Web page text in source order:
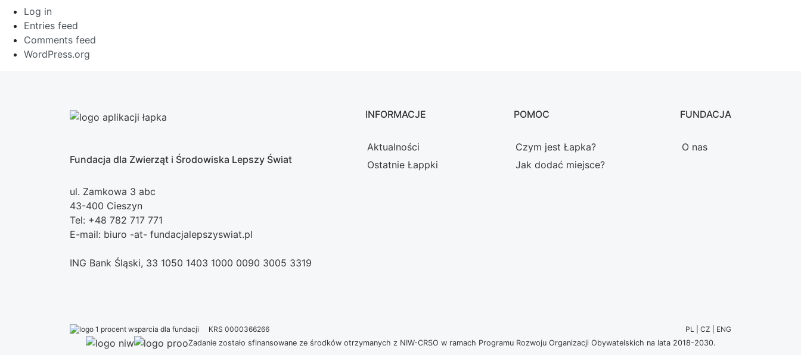
Log in
Entries feed
Comments feed
WordPress.org
Fundacja dla Zwierząt i Środowiska Lepszy Świat
ul. Zamkowa 3 abc
43-400 Cieszyn
Tel: +48 782 717 771
E-mail: biuro -at- fundacjalepszyswiat.pl
INFORMACJE
Aktualności
Ostatnie Łappki
POMOC
Czym jest Łapka?
Jak dodać miejsce?
FUNDACJA
O nas
ING Bank Śląski, 33 1050 1403 1000 0090 3005 3319
KRS 0000366266
PL | CZ | ENG
Zadanie zostało sfinansowane ze środków otrzymanych z NIW-CRSO w ramach Programu Rozwoju Organizacji Obywatelskich na lata 2018-2030.